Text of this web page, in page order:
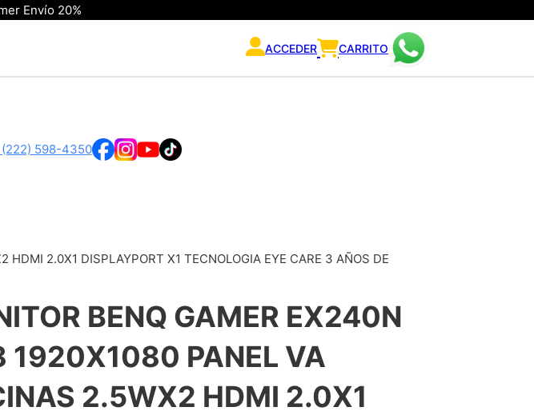
Envío 20%
ACCEDER CARRITO
(222) 598-4350
2.0X1 DISPLAYPORT X1 TECNOLOGIA EYE CARE 3 AÑOS DE
BENQ GAMER EX240N
1920X1080 PANEL VA
2.5WX2 HDMI 2.0X1